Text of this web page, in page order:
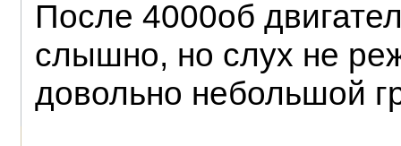
После 4000об
слышно, но слух не
довольно небольшой